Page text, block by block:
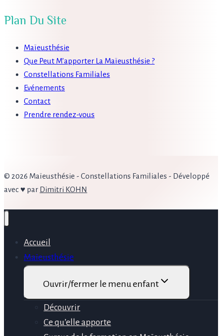
Plan Du Site
Maïeusthésie
Que Peut M’apporter La Maïeusthésie ?
Constellations Familiales
Evénements
Contact
Prendre rendez-vous
© 2026 Maïeusthésie - Constellations Familiales - Développé
avec ♥ par Dimitri KOHN
Accueil
Maïeusthésie
Ouvrir/fermer le menu enfant
Découvrir
Ce qu’elle apporte